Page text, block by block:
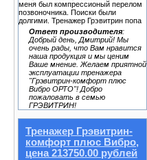
меня был компрессионый перелом
позвоночника. Поиски были
долгими. Тренажер Грэвитрин попа
Ответ производителя:
Добрый день, Дмитрий! Мы
очень рады, что Вам нравится
наша продукция и мы ценим
Ваше мнение. Желаем приятной
эксплуатации тренажера
"Грэвитрин-комфорт плюс
Вибро ОРТО"! Добро
пожаловать в семью
ГРЭВИТРИН!
Тренажер Грэвитрин-
комфорт плюс Вибро,
цена 213750.00 рублей